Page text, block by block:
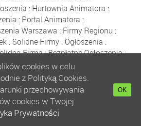
: Hurtownia Animatora :
: Portal Animatora :
Warszawa : Firmy Regionu :
: Solidne Firmy: Ogłoszenia :
Firma:Bezpłatne Ogłoszenia:
Czasu Wolnego:
Warszawa:sklep animatora
:Bezpłatne Ogłoszenia
:Kurs Animatora
:
Warszawa :Rumia
:
cookies w celu
z Polityką Cookies.
przechowywania
cookies w Twojej
Prywatności
OK